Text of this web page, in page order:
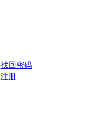
找回密码
注册